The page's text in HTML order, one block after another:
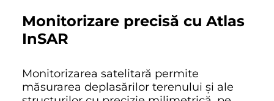
Monitorizare precisă cu Atlas
InSAR
Monitorizarea satelitară permite
măsurarea deplasărilor terenului și ale